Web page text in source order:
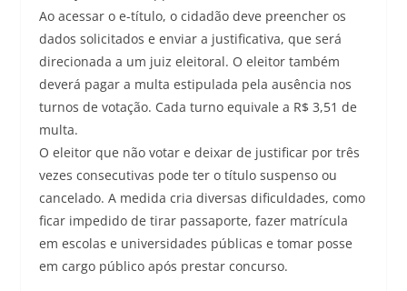
Ao acessar o e-título, o cidadão deve preencher os
dados solicitados e enviar a justificativa, que será
direcionada a um juiz eleitoral. O eleitor também
deverá pagar a multa estipulada pela ausência nos
turnos de votação. Cada turno equivale a R$ 3,51 de
multa.
O eleitor que não votar e deixar de justificar por três
vezes consecutivas pode ter o título suspenso ou
cancelado. A medida cria diversas dificuldades, como
ficar impedido de tirar passaporte, fazer matrícula
em escolas e universidades públicas e tomar posse
em cargo público após prestar concurso.